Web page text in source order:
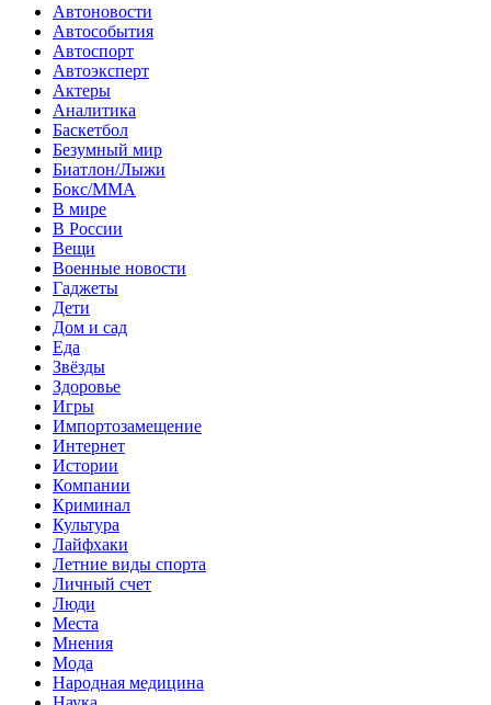
Автоновости
Автособытия
Автоспорт
Автоэксперт
Актеры
Аналитика
Баскетбол
Безумный мир
Биатлон/Лыжи
Бокс/MMA
В мире
В России
Вещи
Военные новости
Гаджеты
Дети
Дом и сад
Еда
Звёзды
Здоровье
Игры
Импортозамещение
Интернет
Истории
Компании
Криминал
Культура
Лайфхаки
Летние виды спорта
Личный счет
Люди
Места
Мнения
Мода
Народная медицина